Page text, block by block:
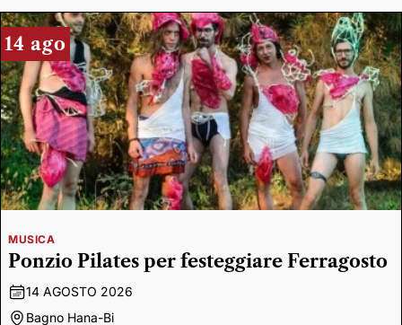
14 ago
MUSICA
Ponzio Pilates per festeggiare Ferragosto
14 AGOSTO 2026
Bagno Hana-Bi